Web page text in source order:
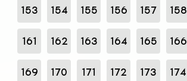
153 154 155 156 157 158
161 162 163 164 165 166
169 170 171 172 173 174